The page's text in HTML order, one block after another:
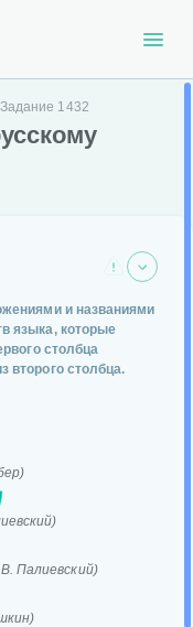
Задание 1432
и названиями
языка, которые
столбца
второго столбца.
Палиевский)